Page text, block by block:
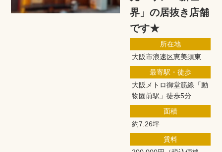
界」の居抜き店舗
です★
所在地
大阪市浪速区恵美須東
最寄駅・徒歩
大阪メトロ御堂筋線「動
物園前駅」徒歩5分
面積
約7.26坪
賃料